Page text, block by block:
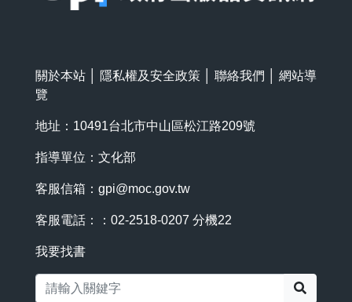
關於本站 隱私權及安全政策 聯絡我們
網站導
覽
地址：10491台北市中山區松江路209號
指導單位：文化部
客服信箱： gpi@moc.gov.tw
客服電話：：02-2518-0207 分機22
我要找書